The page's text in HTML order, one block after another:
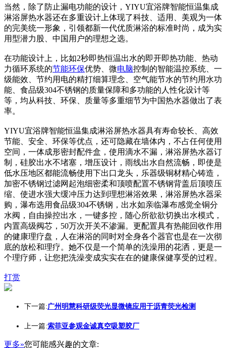
当然，除了防止漏电功能的设计，YIYU宜浴牌智能恒温集成
淋浴屏热水器还在多重设计上体现了科技、适用、美观为一体
的完美统一形象，引领都新一代优质淋浴的标准时尚，成为实
用型潜力股、中国用户的理想之选。
在功能设计上，比如2秒即热恒温出水的即开即热功能、热动
力循环系统的节能环保优势、微电脑控制的智能温控系统、一
级能效、节约用电的精打细算理念、空气能节水的节约用水功
能、食品级304不锈钢的质量保障和多功能的人性化设计等
等，均从科技、环保、质量等多重细节为中国热水器做出了表
率。
YIYU宜浴牌智能恒温集成淋浴屏热水器具有寿命较长、高效
节能、安全、环保等优点，还可隐藏在墙体内，不占任何使用
空间，一体成形密封配件盒，使用滴水不漏，淋浴屏热水器订
制，硅胶出水不堵塞，增压设计，雨线出水自然流畅，即使是
低水压地区都能流畅使用下出口龙头，乐器级铜材精心铸造，
加密不锈钢过滤网起泡细密柔和顶喷配置不锈钢背盖后顶喷压
缩、使进水强大缓冲压力达到理想淋浴效果，淋浴屏热水器采
购，瀑布选用食品级304不锈钢，出水如亲临瀑布感觉全铜分
水阀，自由操控出水，一键多控，随心所欲欲切换出水模式，
内置高级阀芯，50万次开关不渗漏。更配置具有热能回收作用
的健康理疗盘，人在淋浴的同时对全身各个器官也是在一次彻
底的放松和理疗。她不仅是一个简单的洗澡用的花洒，更是一
个理疗师，让您把洗澡变成实实在在的健康保健享受的过程。
打赏
下一篇:广州明慧科研级荧光显微镜应用于沥青荧光检测
上一篇:索菲亚参观金诚真空吸塑胶厂
更多»您可能感兴趣的文章: